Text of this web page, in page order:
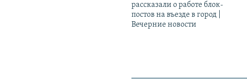
рассказали о работе блок-
постов на въезде в город |
Вечерние новости